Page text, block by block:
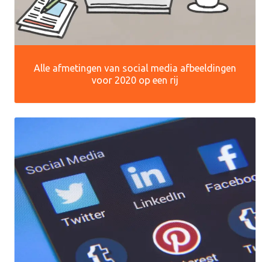
Alle afmetingen van social media afbeeldingen
voor 2020 op een rij